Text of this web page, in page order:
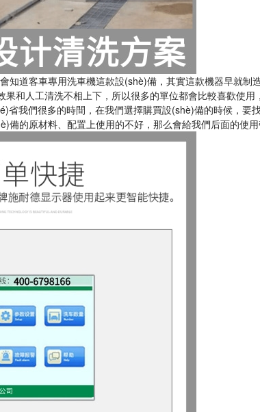
客車專用洗車機這款設(shè)備，其實這款機器早就制造
果和人工清洗不相上下，所以很多的單位都會比較喜歡使用
省我們很多的時間，在我們選擇購買設(shè)備的時候，要
原材料、配置上使用的不好，那么會給我們后面的使